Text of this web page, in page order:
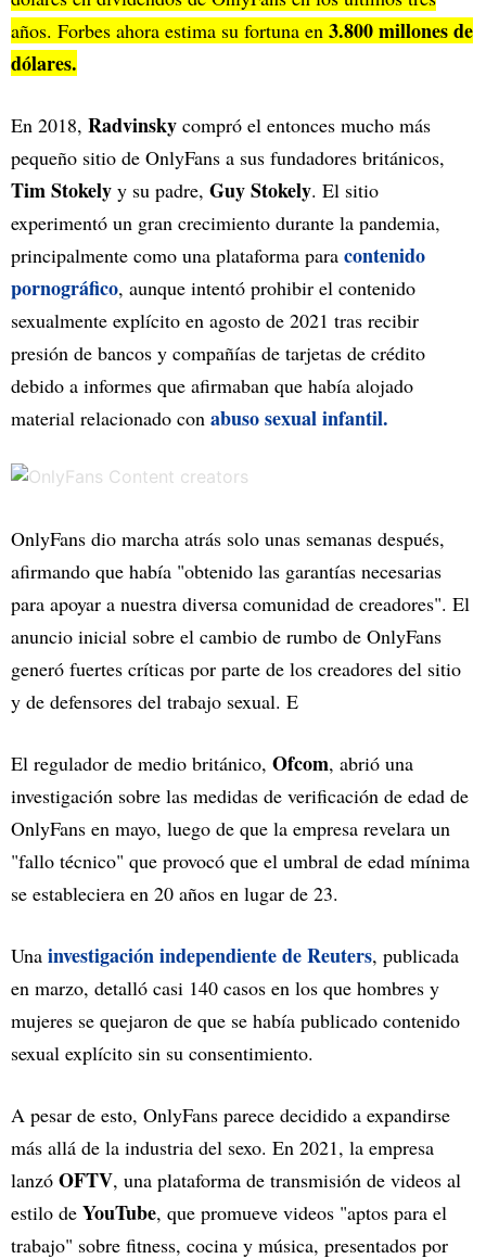
años. Forbes ahora estima su fortuna en 3.800 millones de
dólares.
En 2018, Radvinsky compró el entonces mucho más
pequeño sitio de OnlyFans a sus fundadores británicos,
Tim Stokely y su padre, Guy Stokely. El sitio
experimentó un gran crecimiento durante la pandemia,
principalmente como una plataforma para contenido
pornográfico, aunque intentó prohibir el contenido
sexualmente explícito en agosto de 2021 tras recibir
presión de bancos y compañías de tarjetas de crédito
debido a informes que afirmaban que había alojado
material relacionado con abuso sexual infantil.
OnlyFans dio marcha atrás solo unas semanas después,
afirmando que había "obtenido las garantías necesarias
para apoyar a nuestra diversa comunidad de creadores". El
anuncio inicial sobre el cambio de rumbo de OnlyFans
generó fuertes críticas por parte de los creadores del sitio
y de defensores del trabajo sexual. E
El regulador de medio británico, Ofcom, abrió una
investigación sobre las medidas de verificación de edad de
OnlyFans en mayo, luego de que la empresa revelara un
"fallo técnico" que provocó que el umbral de edad mínima
se estableciera en 20 años en lugar de 23.
Una investigación independiente de Reuters, publicada
en marzo, detalló casi 140 casos en los que hombres y
mujeres se quejaron de que se había publicado contenido
sexual explícito sin su consentimiento.
A pesar de esto, OnlyFans parece decidido a expandirse
más allá de la industria del sexo. En 2021, la empresa
lanzó OFTV, una plataforma de transmisión de videos al
estilo de YouTube, que promueve videos "aptos para el
trabajo" sobre fitness, cocina y música, presentados por